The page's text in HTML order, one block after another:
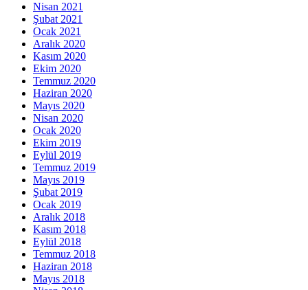
Nisan 2021
Şubat 2021
Ocak 2021
Aralık 2020
Kasım 2020
Ekim 2020
Temmuz 2020
Haziran 2020
Mayıs 2020
Nisan 2020
Ocak 2020
Ekim 2019
Eylül 2019
Temmuz 2019
Mayıs 2019
Şubat 2019
Ocak 2019
Aralık 2018
Kasım 2018
Eylül 2018
Temmuz 2018
Haziran 2018
Mayıs 2018